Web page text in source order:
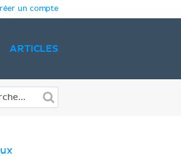
un compte
ARTICLES